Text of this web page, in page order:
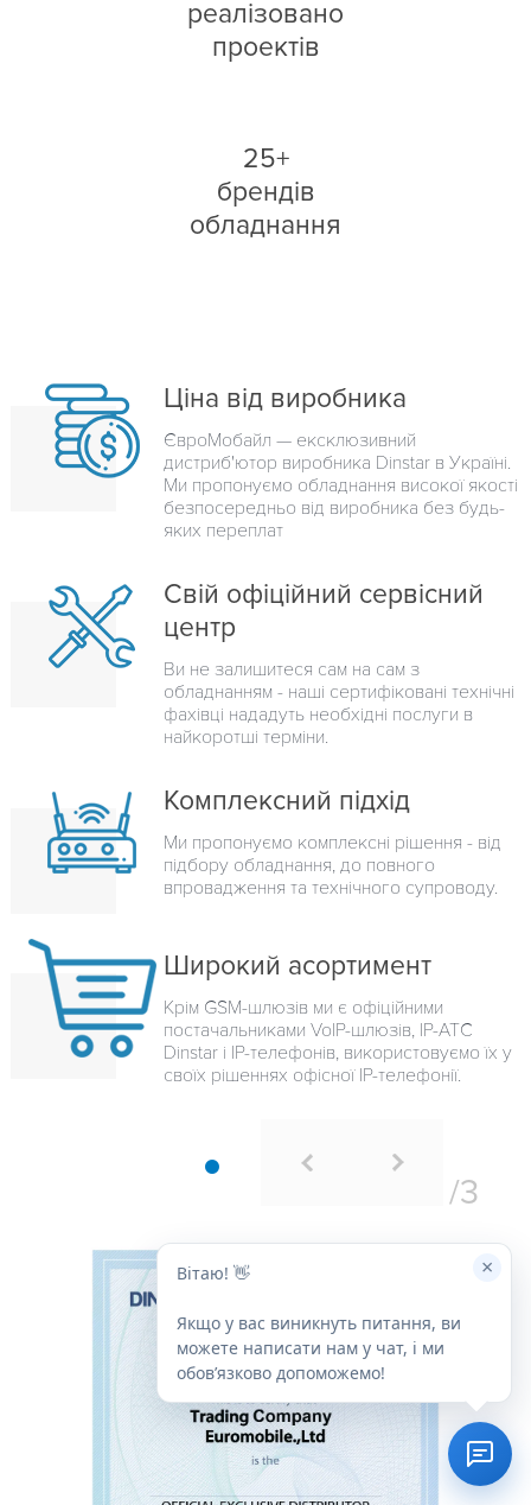
Вітаю! 👋
Якщо у вас виникнуть питання, ви
можете написати нам у чат, і ми
обовʼязково допоможемо!
×
реалізовано
проектів
25+
брендів
обладнання
Ціна від виробника
ЄвроМобайл — ексклюзивний
дистриб'ютор виробника Dinstar в Україні.
Ми пропонуємо обладнання високої якості
безпосередньо від виробника без будь-
яких переплат
Свій офіційний сервісний
центр
Ви не залишитеся сам на сам з
обладнанням - наші сертифіковані технічні
фахівці нададуть необхідні послуги в
найкоротші терміни.
Комплексний підхід
Ми пропонуємо комплексні рішення - від
підбору обладнання, до повного
впровадження та технічного супроводу.
Широкий асортимент
Крім GSM-шлюзів ми є офіційними
постачальниками VoIP-шлюзів, IP-ATC
Dinstar і IP-телефонів, використовуємо їх у
своїх рішеннях офісної IP-телефонії.